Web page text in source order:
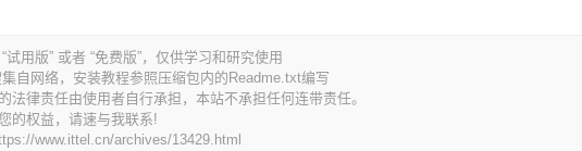
用版” 或者 “免费版”，仅供学习和研究使用
自网络，安装教程参照压缩包内的Readme.txt编写
法律责任由使用者自行承担，本站不承担任何连带责任。
的权益，请速与我联系!
www.ittel.cn/archives/13429.html